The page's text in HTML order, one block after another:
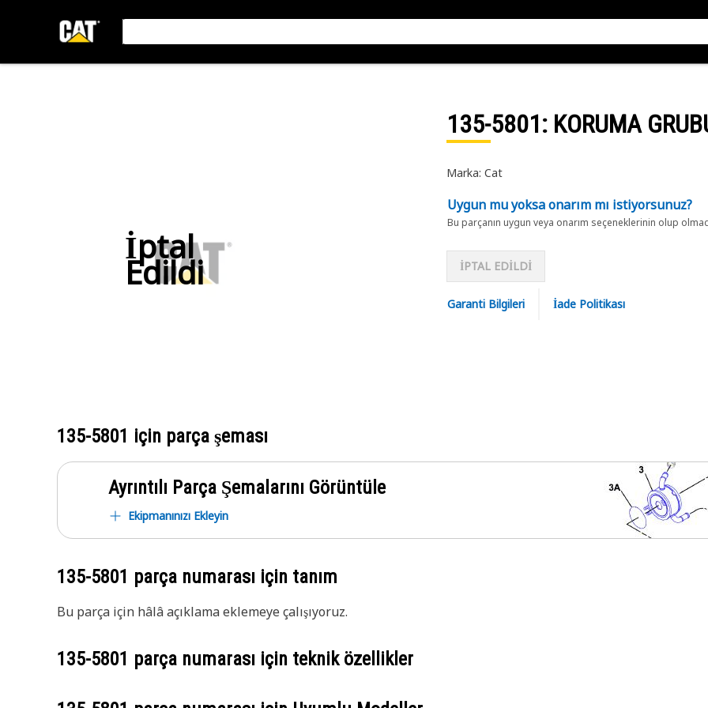
İptal
Edildi
135-5801: KORUMA
Marka: Cat
Uygun mu yoksa onarım mı istiyorsunuz?
Bu parçanın uygun veya onarım seçeneklerinin olup
İPTAL EDİLDİ
Garanti Bilgileri İade Politikası
135-5801 için parça şeması
Ayrıntılı Parça Şemalarını Görüntüle
Ekipmanınızı Ekleyin
135-5801 parça numarası için tanım
Bu parça için hâlâ açıklama eklemeye çalışıyoruz.
135-5801 parça numarası için teknik özellikler